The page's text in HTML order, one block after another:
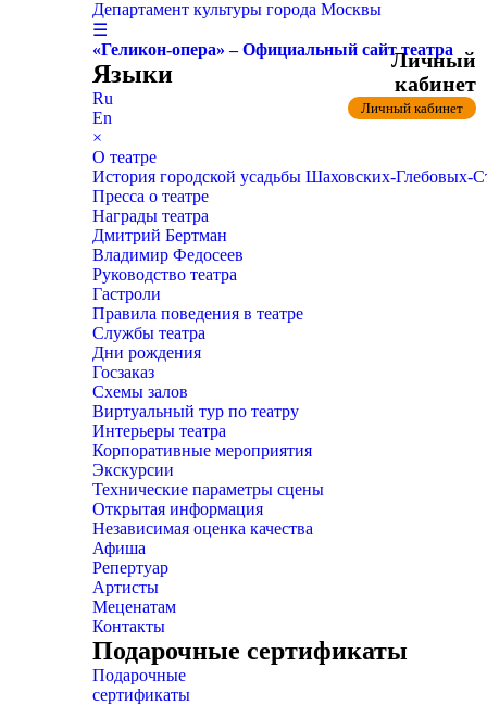
Департамент культуры города Москвы
☰
«Геликон-опера» – Официальный сайт театра
Языки
Ru
En
×
О театре
История городской усадьбы Шаховских-
Пресса о театре
Награды театра
Дмитрий Бертман
Владимир Федосеев
Руководство театра
Гастроли
Правила поведения в театре
Службы театра
Дни рождения
Госзаказ
Схемы залов
Виртуальный тур по театру
Интерьеры театра
Корпоративные мероприятия
Экскурсии
Технические параметры сцены
Открытая информация
Независимая оценка качества
Афиша
Репертуар
Артисты
Меценатам
Контакты
Подарочные сертификаты
Подарочные
сертификаты
Личный
кабинет
Личный кабинет